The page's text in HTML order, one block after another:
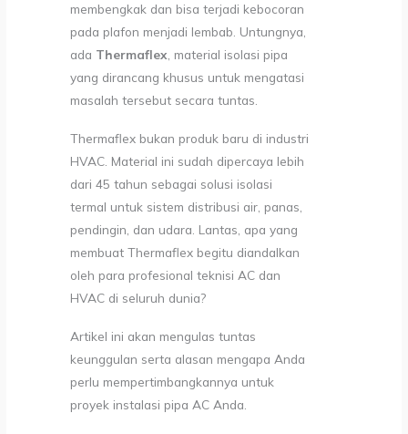
membengkak dan bisa terjadi kebocoran
pada plafon menjadi lembab. Untungnya,
ada Thermaflex , material isolasi pipa
yang dirancang khusus untuk mengatasi
masalah tersebut secara tuntas.
Thermaflex bukan produk baru di industri
HVAC. Material ini sudah dipercaya lebih
dari 45 tahun sebagai solusi isolasi
termal untuk sistem distribusi air, panas,
pendingin, dan udara. Lantas, apa yang
membuat Thermaflex begitu diandalkan
oleh para profesional teknisi AC dan
HVAC di seluruh dunia?
Artikel ini akan mengulas tuntas
keunggulan serta alasan mengapa Anda
perlu mempertimbangkannya untuk
proyek instalasi pipa AC Anda.